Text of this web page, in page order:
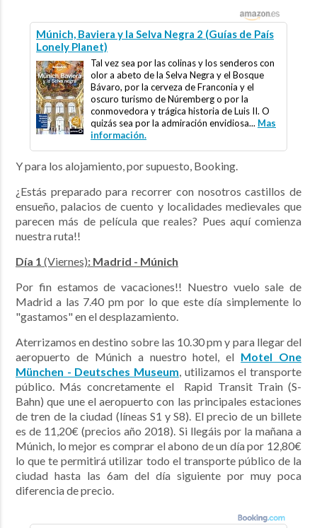
Múnich, Baviera y la Selva Negra 2 (Guías de País
Lonely Planet)
Tal vez sea por las colinas y los senderos con
olor a abeto de la Selva Negra y el Bosque
Bávaro, por la cerveza de Franconia y el
oscuro turismo de Núremberg o por la
conmovedora y trágica historia de Luis II. O
quizás sea por la admiración envidiosa... Mas
información.
Y para los alojamiento, por supuesto, Booking.
¿Estás preparado para recorrer con nosotros castillos de
ensueño, palacios de cuento y localidades medievales que
parecen más de película que reales? Pues aquí comienza
nuestra ruta!!
Día 1 (Viernes): Madrid - Múnich
Por fin estamos de vacaciones!! Nuestro vuelo sale de
Madrid a las 7.40 pm por lo que este día simplemente lo
"gastamos" en el desplazamiento.
Aterrizamos en destino sobre las 10.30 pm y para llegar del
aeropuerto de Múnich a nuestro hotel, el Motel One
München - Deutsches Museum, utilizamos el transporte
público. Más concretamente el Rapid Transit Train (S-
Bahn) que une el aeropuerto con las principales estaciones
de tren de la ciudad (líneas S1 y S8). El precio de un billete
es de 11,20€ (precios año 2018). Si llegáis por la mañana a
Múnich, lo mejor es comprar el abono de un día por 12,80€
lo que te permitirá utilizar todo el transporte público de la
ciudad hasta las 6am del día siguiente por muy poca
diferencia de precio.